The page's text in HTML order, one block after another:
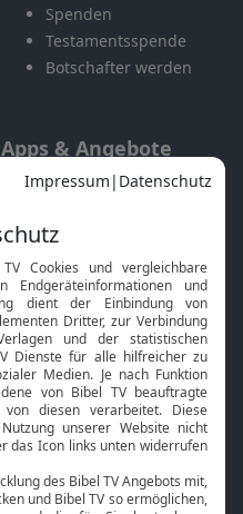
Spenden
Testamentsspende
Botschafter werden
Apps & Angebote
Mobile App
Smart TV
HbbTV
Bibelthek Online-Bibel
Nächster Gottesdienst
Service
Kontakt